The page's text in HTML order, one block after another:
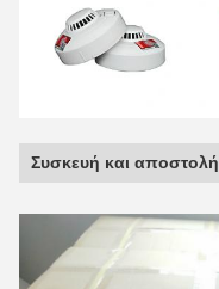
Συσκευή και αποστολή